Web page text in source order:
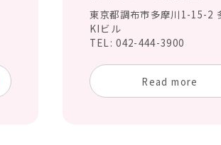
東京都調布市多摩川1-15-2
KIビル
TEL: 042-444-3900
Read more